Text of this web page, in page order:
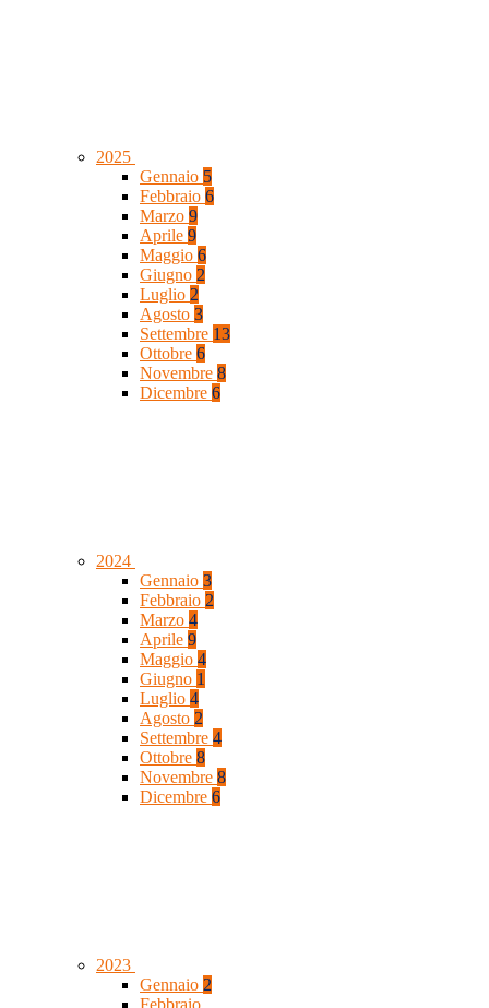
2025
Gennaio 5
Febbraio 6
Marzo 9
Aprile 9
Maggio 6
Giugno 2
Luglio 2
Agosto 3
Settembre 13
Ottobre 6
Novembre 8
Dicembre 6
2024
Gennaio 3
Febbraio 2
Marzo 4
Aprile 9
Maggio 4
Giugno 1
Luglio 4
Agosto 2
Settembre 4
Ottobre 8
Novembre 8
Dicembre 6
2023
Gennaio 2